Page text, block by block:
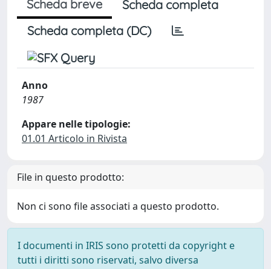
Scheda breve
Scheda completa
Scheda completa (DC)
Anno
1987
Appare nelle tipologie:
01.01 Articolo in Rivista
File in questo prodotto:
Non ci sono file associati a questo prodotto.
I documenti in IRIS sono protetti da copyright e
tutti i diritti sono riservati, salvo diversa